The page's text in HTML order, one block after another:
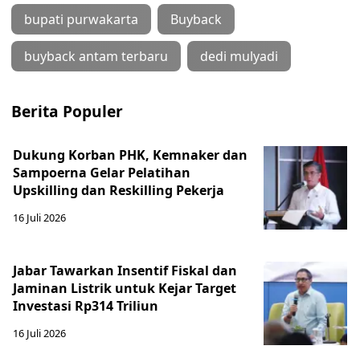
bupati purwakarta Buyback
buyback antam terbaru dedi mulyadi
Berita Populer
Dukung Korban PHK, Kemnaker dan
Sampoerna Gelar Pelatihan
Upskilling dan Reskilling Pekerja
16 Juli 2026
Jabar Tawarkan Insentif Fiskal dan
Jaminan Listrik untuk Kejar Target
Investasi Rp314 Triliun
16 Juli 2026